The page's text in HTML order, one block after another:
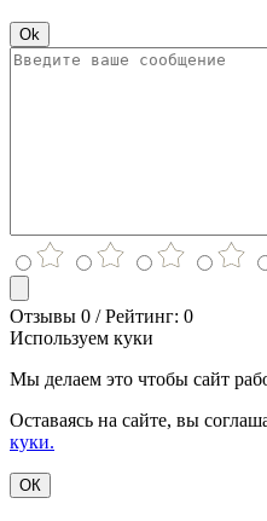
Ok
Отзывы 0 / Рейтинг: 0
Используем куки
Мы делаем это чтобы сайт
Оставаясь на сайте, вы
куки.
ОК